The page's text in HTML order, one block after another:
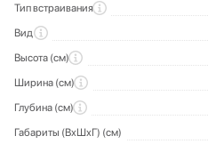
Тип встраивания
Вид
Высота (см)
Ширина (см)
Глубина (см)
Габариты (ВхШхГ) (см)